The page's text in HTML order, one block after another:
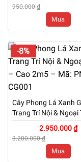
950.000 ₫
Mua
-8%
Cây Phong Lá Xanh
Trang Trí Nội & Ngoại
Cao 2m5 – Mã: PN-
2.950.000 ₫
3.200.000 ₫
Mua